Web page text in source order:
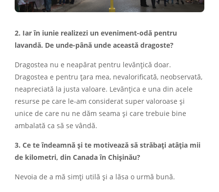
2. Iar în iunie realizezi un eveniment-odă pentru
lavandă. De unde-până unde această dragoste?
Dragostea nu e neapărat pentru levănțică doar.
Dragostea e pentru țara mea, nevalorificată, neobservată,
neapreciată la justa valoare. Levănțica e una din acele
resurse pe care le-am considerat super valoroase și
unice de care nu ne dăm seama și care trebuie bine
ambalată ca să se vândă.
3. Ce te îndeamnă și te motivează să străbați atâția mii
de kilometri, din Canada în Chișinău?
Nevoia de a mă simți utilă și a lăsa o urmă bună.